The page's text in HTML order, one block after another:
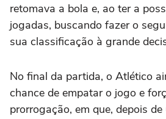
retomava a bola e, ao ter a
jogadas, buscando fazer o
sua classificação à grande
No final da partida, o Atlético
chance de empatar o jogo e
prorrogação, em que, depois